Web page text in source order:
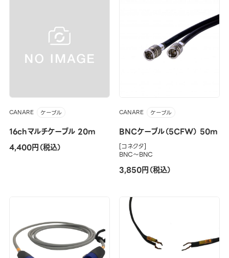
CANARE ケーブル
16chマルチケーブル 20m
4,400円（税込）
CANARE ケーブル
BNCケーブル（5CFW） 50m
[コネクタ]
BNC～BNC
3,850円（税込）